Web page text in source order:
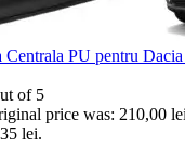
Centrala PU pentru
of 5
price was: 210,00
lei.